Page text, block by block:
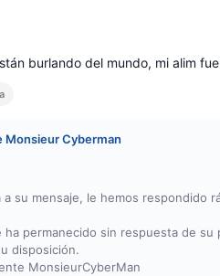
burlando del mundo, mi alim
Monsieur Cyberman
a su mensaje, le hemos respondido
ha permanecido sin respuesta de su
disposición.
MonsieurCyberMan